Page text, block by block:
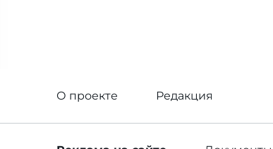
О проекте Редакция